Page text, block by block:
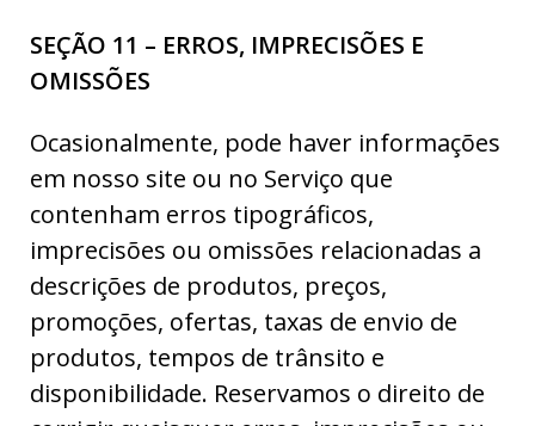
SEÇÃO 11 – ERROS, IMPRECISÕES E
OMISSÕES
Ocasionalmente, pode haver informações
em nosso site ou no Serviço que
contenham erros tipográficos,
imprecisões ou omissões relacionadas a
descrições de produtos, preços,
promoções, ofertas, taxas de envio de
produtos, tempos de trânsito e
disponibilidade. Reservamos o direito de